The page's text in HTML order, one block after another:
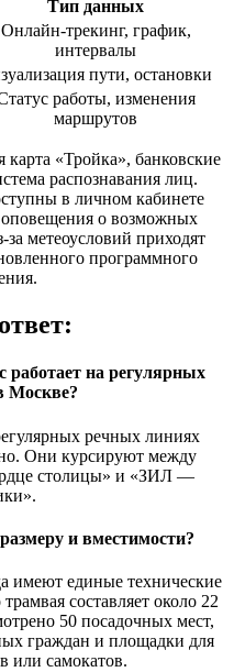
Тип данных
Онлайн-трекинг, график,
интервалы
пути, остановки
работы, изменения
маршрутов
карта «Тройка», банковские
распознавания лиц.
в личном кабинете
оповещения о возможных
за метеоусловий приходят
программного
работает на регулярных
Москве?
речных линиях
Они курсируют между
столицы» и «ЗИЛ —
и вместимости?
имеют единые технические
составляет около 22
50 посадочных мест,
граждан и площадки для
или самокатов.